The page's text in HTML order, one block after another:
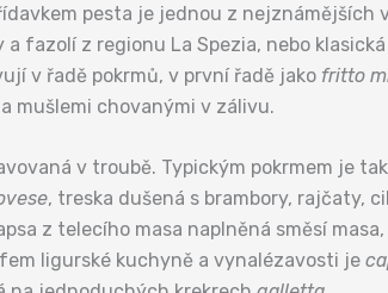
pesta je jednou z nejznámějších
a fazolí z regionu La Spezia, nebo klasická
v řadě pokrmů, v první řadě jako fritto
mušlemi chovanými v zálivu.
v troubě. Typickým pokrmem je
, treska dušená s brambory, rajčaty,
z telecího masa naplněná směsí
ligurské kuchyně a vynalézavosti je